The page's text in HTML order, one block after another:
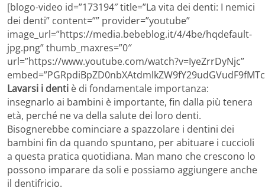
[blogo-video id=”173194″ title=”La vita dei denti: I nemici
dei denti” content=”” provider=”youtube”
image_url=”https://media.bebeblog.it/4/4be/hqdefault-
jpg.png” thumb_maxres=”0″
url=”https://www.youtube.com/watch?v=IyeZrrDyNjc”
Lavarsi i denti è di fondamentale importanza:
insegnarlo ai bambini è importante, fin dalla più tenera
età, perché ne va della salute dei loro denti.
Bisognerebbe cominciare a spazzolare i dentini dei
bambini fin da quando spuntano, per abituare i cuccioli
a questa pratica quotidiana. Man mano che crescono lo
possono imparare da soli e possiamo aggiungere anche
il dentifricio.